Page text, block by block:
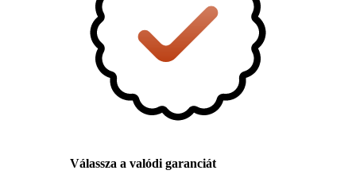
Válassza a valódi garanciát